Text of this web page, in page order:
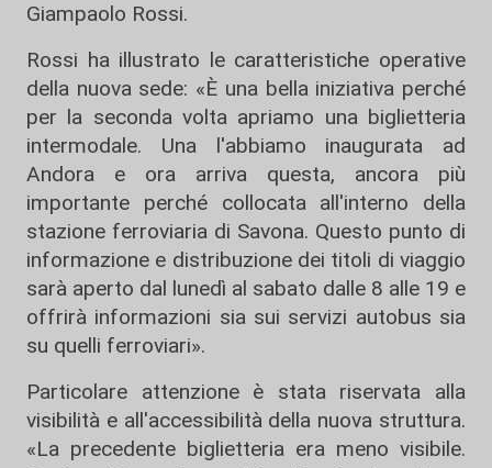
Giampaolo Rossi.
Rossi ha illustrato le caratteristiche operative
della nuova sede: «È una bella iniziativa perché
per la seconda volta apriamo una biglietteria
intermodale. Una l'abbiamo inaugurata ad
Andora e ora arriva questa, ancora più
importante perché collocata all'interno della
stazione ferroviaria di Savona. Questo punto di
informazione e distribuzione dei titoli di viaggio
sarà aperto dal lunedì al sabato dalle 8 alle 19 e
offrirà informazioni sia sui servizi autobus sia
su quelli ferroviari».
Particolare attenzione è stata riservata alla
visibilità e all'accessibilità della nuova struttura.
«La precedente biglietteria era meno visibile.